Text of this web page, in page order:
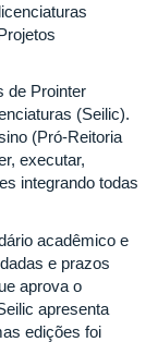
de Prointer
(Seilic).
(Pró-Reitoria
executar,
integrando todas
acadêmico e
e prazos
aprova o
apresenta
edições foi